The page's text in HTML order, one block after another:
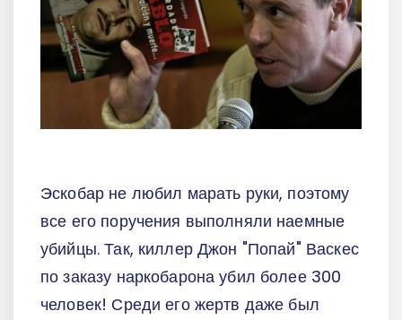
Эскобар не любил марать руки, поэтому
все его поручения выполняли наемные
убийцы. Так, киллер Джон "Попай" Васкес
по заказу наркобарона убил более 300
человек! Среди его жертв даже был